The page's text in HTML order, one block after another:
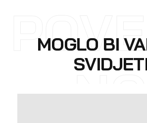
MOGLO BI
NO